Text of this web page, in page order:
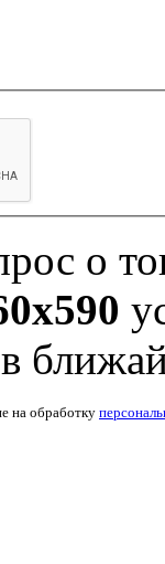
о
на обработку